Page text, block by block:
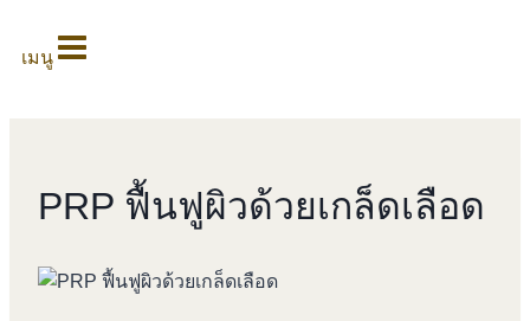
เมนู
PRP ฟื้นฟูผิวด้วยเกล็ดเลือด